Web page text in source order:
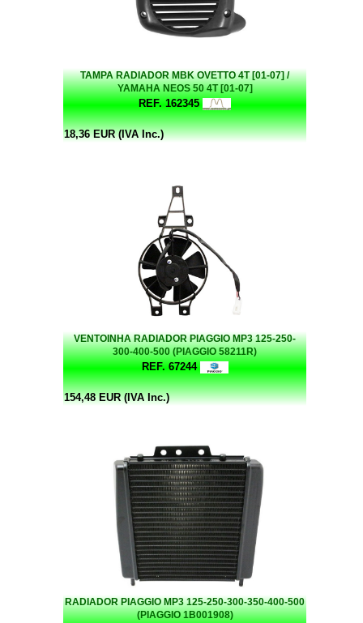
TAMPA RADIADOR MBK OVETTO 4T [01-07] /
YAMAHA NEOS 50 4T [01-07]
REF. 162345
18,36 EUR (IVA Inc.)
VENTOINHA RADIADOR PIAGGIO MP3 125-250-
300-400-500 (PIAGGIO 58211R)
REF. 67244
154,48 EUR (IVA Inc.)
RADIADOR PIAGGIO MP3 125-250-300-350-400-500
(PIAGGIO 1B001908)